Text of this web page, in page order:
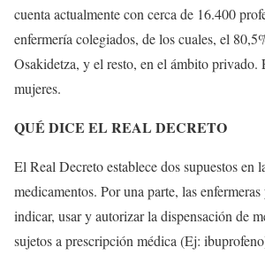
cuenta actualmente con cerca de 16.400
enfermería colegiados, de los cuales, el
Osakidetza, y el resto, en el ámbito privado.
mujeres.
QUÉ DICE EL REAL DECRETO
El Real Decreto establece dos supuestos en
medicamentos. Por una parte, las
indicar, usar y autorizar la dispensación de
sujetos a prescripción médica (Ej: